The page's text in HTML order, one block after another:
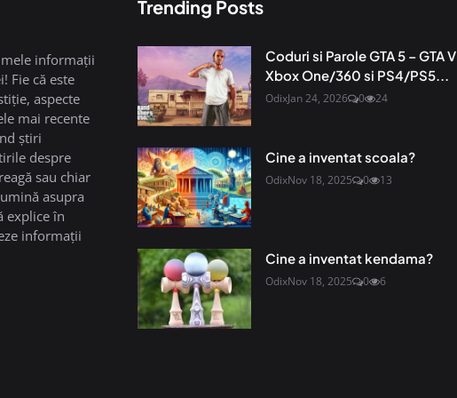
informații
Fie că este
aspecte
mai recente
știri
despre
sau chiar
asupra
explice în
informații
Trending Posts
Coduri si Parole GTA 5 – GTA
Xbox One/360 si PS4/PS5...
OdixJan 24, 2026 0 24
Cine a inventat scoala?
OdixNov 18, 2025 0 13
Cine a inventat kendama?
OdixNov 18, 2025 0 6